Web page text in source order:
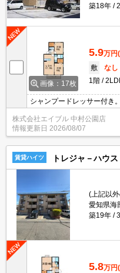
築18年
画像：17枚
5.9万円
敷
なし
1階
シャンプードレッサー付き
掃費77,000円。
株式会社エイブル 中村公園店
情報更新日 2026/08/07
賃貸ハイツ トレジャ－ハウス
(上記以
愛知県海
築19年
5.8万円